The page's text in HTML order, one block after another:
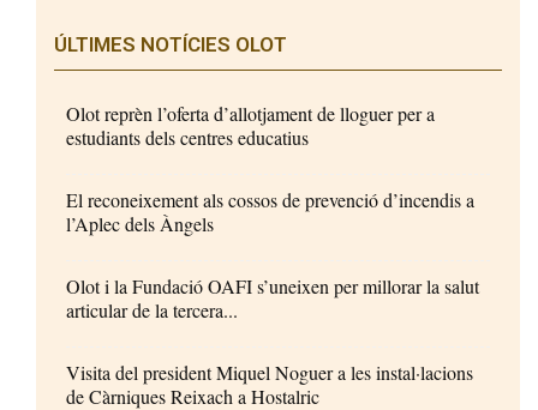
ÚLTIMES NOTÍCIES OLOT
Olot reprèn l’oferta d’allotjament de lloguer per a
estudiants dels centres educatius
El reconeixement als cossos de prevenció d’incendis a
l’Aplec dels Àngels
Olot i la Fundació OAFI s’uneixen per millorar la salut
articular de la tercera...
Visita del president Miquel Noguer a les instal·lacions
de Càrniques Reixach a Hostalric